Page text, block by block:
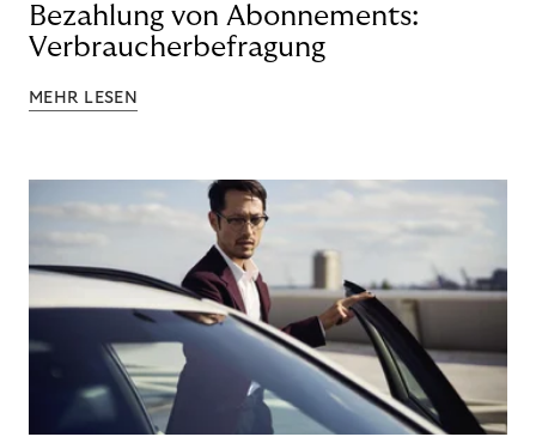
Bezahlung von Abonnements:
Verbraucherbefragung
MEHR LESEN